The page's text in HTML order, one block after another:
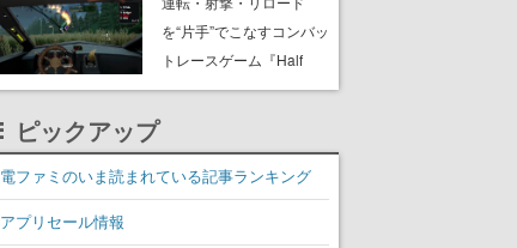
世界で、チェリートン学
園演劇部の繊細な狼・レ
ゴシらの青春を描く動物
を“片手”でこなすコンバッ
トレースゲーム『Half
Grip』が忙しすぎる。ラ
蹴散らしながら勝利を目
指すピクセルアート調の
ピックアップ
電ファミのいま読まれている記事ランキング
アプリセール情報